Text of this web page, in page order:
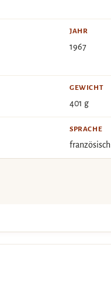
JAHR
1967
GEWICHT
401 g
SPRACHE
französisch